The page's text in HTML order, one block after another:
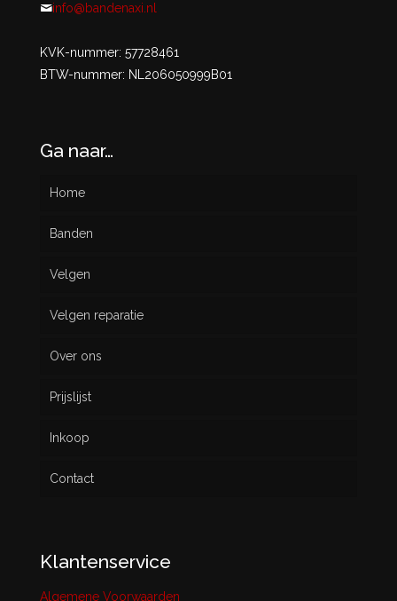
info@bandenaxi.nl
KVK-nummer: 57728461
BTW-nummer: NL206050999B01
Ga naar…
Home
Banden
Nieuw
Gebruikt
Velgen
Velgen reparatie
Over ons
Prijslijst
Inkoop
Contact
Klantenservice
Algemene Voorwaarden